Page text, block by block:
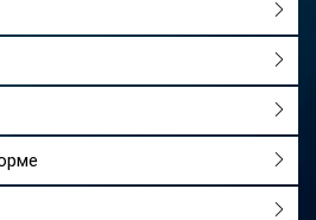
вид день за днем.